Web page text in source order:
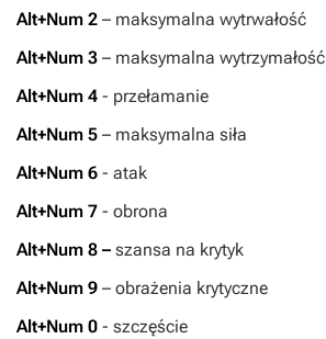
Alt+Num 2 – maksymalna wytrwałość
Alt+Num 3 – maksymalna wytrzymałość
Alt+Num 4 - przełamanie
Alt+Num 5 – maksymalna siła
Alt+Num 6 - atak
Alt+Num 7 - obrona
Alt+Num 8 – szansa na krytyk
Alt+Num 9 – obrażenia krytyczne
Alt+Num 0 - szczęście